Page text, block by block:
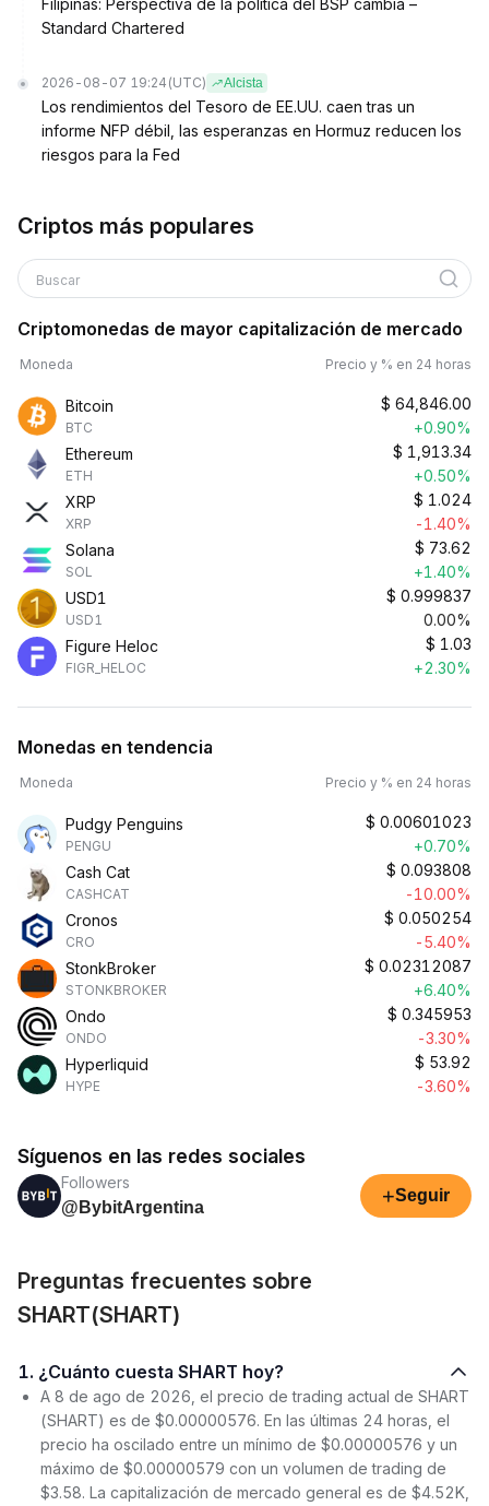
Filipinas: Perspectiva de la política del BSP cambia –
Standard Chartered
2026-08-07 19:24 (UTC) Alcista
Los rendimientos del Tesoro de EE.UU. caen tras un
informe NFP débil, las esperanzas en Hormuz reducen los
riesgos para la Fed
Criptos más populares
Buscar
Criptomonedas de mayor capitalización de mercado
Moneda Precio y % en 24 horas
Bitcoin
BTC
$ 64,846.00
+0.90%
Ethereum
ETH
$ 1,913.34
+0.50%
XRP
XRP
$ 1.024
-1.40%
Solana
SOL
$ 73.62
+1.40%
USD1
USD1
$ 0.999837
0.00%
Figure Heloc
FIGR_HELOC
$ 1.03
+2.30%
Monedas en tendencia
Moneda Precio y % en 24 horas
Pudgy Penguins
PENGU
$ 0.00601023
+0.70%
Cash Cat
CASHCAT
$ 0.093808
-10.00%
Cronos
CRO
$ 0.050254
-5.40%
StonkBroker
STONKBROKER
$ 0.02312087
+6.40%
Ondo
ONDO
$ 0.345953
-3.30%
Hyperliquid
HYPE
$ 53.92
-3.60%
Síguenos en las redes sociales
Followers
@BybitArgentina
+Seguir
Preguntas frecuentes sobre
SHART(SHART)
1. ¿Cuánto cuesta SHART hoy?
A 8 de ago de 2026, el precio de trading actual de SHART
(SHART) es de $0.00000576. En las últimas 24 horas, el
precio ha oscilado entre un mínimo de $0.00000576 y un
máximo de $0.00000579 con un volumen de trading de
$3.58. La capitalización de mercado general es de $4.52K,